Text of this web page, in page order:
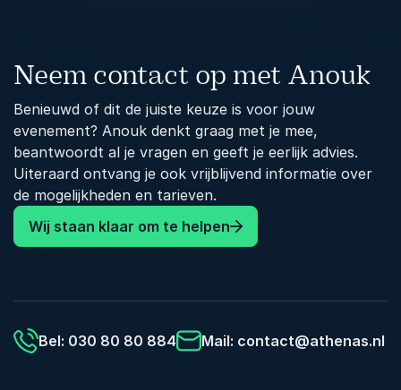
Neem contact op met Anouk
Benieuwd of dit de juiste keuze is voor jouw
evenement? Anouk denkt graag met je mee,
beantwoordt al je vragen en geeft je eerlijk advies.
Uiteraard ontvang je ook vrijblijvend informatie over
de mogelijkheden en tarieven.
Wij staan klaar om te helpen
Bel: 030 80 80 884 Mail: contact@athenas.nl